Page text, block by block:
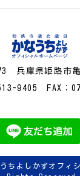
兵庫県姫路市
9405 FAX：
ちよしかずオフィ